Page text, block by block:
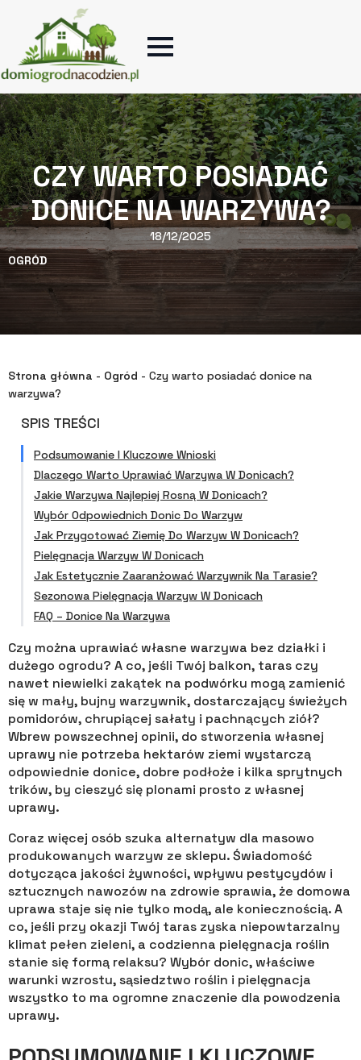
CZY WARTO POSIADAĆ
DONICE NA WARZYWA?
18/12/2025
OGRÓD
Strona główna - Ogród - Czy warto posiadać donice na
warzywa?
SPIS TREŚCI
Podsumowanie I Kluczowe Wnioski
Dlaczego Warto Uprawiać Warzywa W Donicach?
Jakie Warzywa Najlepiej Rosną W Donicach?
Wybór Odpowiednich Donic Do Warzyw
Jak Przygotować Ziemię Do Warzyw W Donicach?
Pielęgnacja Warzyw W Donicach
Jak Estetycznie Zaaranżować Warzywnik Na Tarasie?
Sezonowa Pielęgnacja Warzyw W Donicach
FAQ – Donice Na Warzywa
Czy można uprawiać własne warzywa bez działki i
dużego ogrodu? A co, jeśli Twój balkon, taras czy
nawet niewielki zakątek na podwórku mogą zamienić
się w mały, bujny warzywnik, dostarczający świeżych
pomidorów, chrupiącej sałaty i pachnących ziół?
Wbrew powszechnej opinii, do stworzenia własnej
uprawy nie potrzeba hektarów ziemi wystarczą
odpowiednie donice, dobre podłoże i kilka sprytnych
trików, by cieszyć się plonami prosto z własnej
uprawy.
Coraz więcej osób szuka alternatyw dla masowo
produkowanych warzyw ze sklepu. Świadomość
dotycząca jakości żywności, wpływu pestycydów i
sztucznych nawozów na zdrowie sprawia, że domowa
uprawa staje się nie tylko modą, ale koniecznością. A
co, jeśli przy okazji Twój taras zyska niepowtarzalny
klimat pełen zieleni, a codzienna pielęgnacja roślin
stanie się formą relaksu? Wybór donic, właściwe
warunki wzrostu, sąsiedztwo roślin i pielęgnacja
wszystko to ma ogromne znaczenie dla powodzenia
uprawy.